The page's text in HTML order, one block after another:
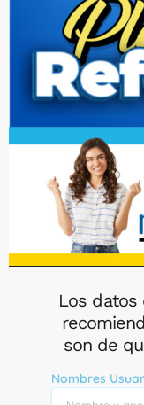
Los datos
son de
Nombres